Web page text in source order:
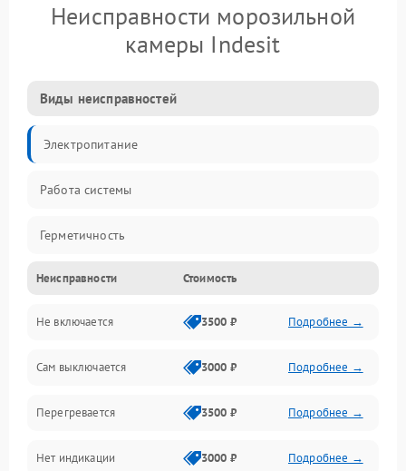
Неисправности морозильной
камеры Indesit
Виды неисправностей
Электропитание
Работа системы
Герметичность
Механика
Неисправности Стоимость
Не включается 3500 ₽ Подробнее →
Сам выключается 3000 ₽ Подробнее →
Перегревается 3500 ₽ Подробнее →
Нет индикации 3000 ₽ Подробнее →